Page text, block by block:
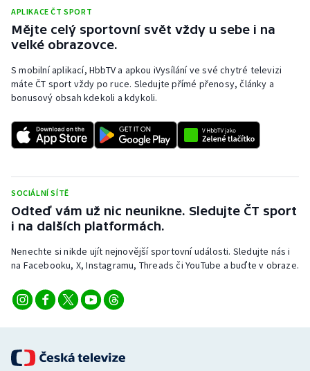
Volejbal
Ostatní
APLIKACE ČT SPORT
Mějte celý sportovní svět vždy u sebe i na
velké obrazovce.
S mobilní aplikací, HbbTV a apkou iVysílání ve své chytré televizi
máte ČT sport vždy po ruce. Sledujte přímé přenosy, články a
bonusový obsah kdekoli a kdykoli.
SOCIÁLNÍ SÍTĚ
Odteď vám už nic neunikne. Sledujte ČT sport
i na dalších platformách.
Nenechte si nikde ujít nejnovější sportovní události. Sledujte nás i
na Facebooku, X, Instagramu, Threads či YouTube a buďte v obraze.